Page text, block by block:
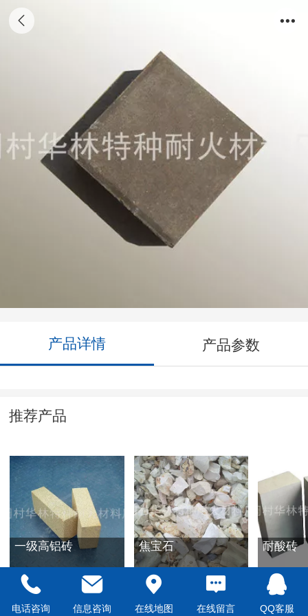
产品详情 产品参数
推荐产品
一级高铝砖 焦宝石 耐酸砖
电话咨询 信息咨询 在线地图 在线留言 QQ客服